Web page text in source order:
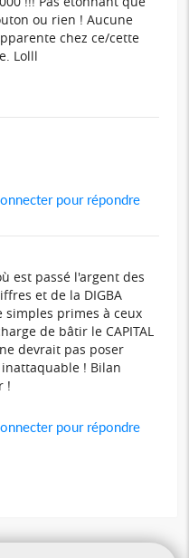
ou rien ! Aucune
chez ce/cette
Lolll
pour répondre
est passé l'argent des
et de la DIGBA
simples primes à ceux
de bâtir le CAPITAL
devrait pas poser
! Bilan
!
pour répondre